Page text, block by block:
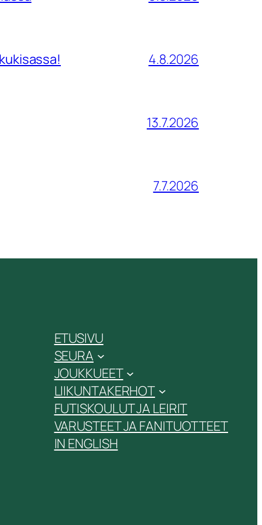
4.8.2026
13.7.2026
7.7.2026
ETUSIVU
SEURA
JOUKKUEET
LIIKUNTAKERHOT
FUTISKOULUT JA LEIRIT
VARUSTEET JA FANITUOTTEET
IN ENGLISH